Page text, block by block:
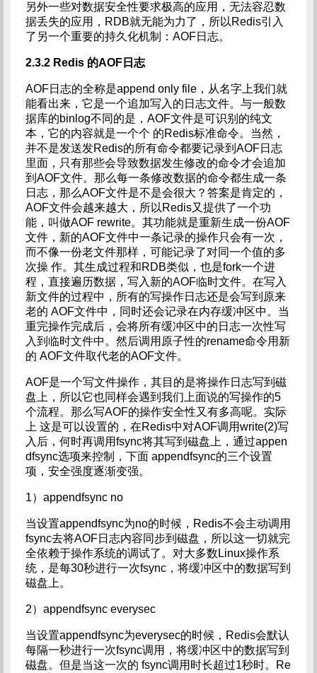
另外一些对数据安全性要求极高的应用，无法容忍数
据丢失的应用，RDB就无能为力了，所以Redis引入
了另一个重要的持久化机制：AOF日志。
2.3.2 Redis 的AOF日志
AOF日志的全称是append only file，从名字上我们就
能看出来，它是一个追加写入的日志文件。与一般数
据库的binlog不同的是，AOF文件是可识别的纯文
本，它的内容就是一个个 的Redis标准命令。当然，
并不是发送发Redis的所有命令都要记录到AOF日志
里面，只有那些会导致数据发生修改的命令才会追加
到AOF文件。那么每一条修改数据的命令都生成一条
日志，那么AOF文件是不是会很大？答案是肯定的，
AOF文件会越来越大，所以Redis又提供了一个功
能，叫做AOF rewrite。其功能就是重新生成一份AOF
文件，新的AOF文件中一条记录的操作只会有一次，
而不像一份老文件那样，可能记录了对同一个值的多
次操 作。其生成过程和RDB类似，也是fork一个进
程，直接遍历数据，写入新的AOF临时文件。在写入
新文件的过程中，所有的写操作日志还是会写到原来
老的 AOF文件中，同时还会记录在内存缓冲区中。当
重完操作完成后，会将所有缓冲区中的日志一次性写
入到临时文件中。然后调用原子性的rename命令用新
的 AOF文件取代老的AOF文件。
AOF是一个写文件操作，其目的是将操作日志写到磁
盘上，所以它也同样会遇到我们上面说的写操作的5
个流程。那么写AOF的操作安全性又有多高呢。实际
上 这是可以设置的，在Redis中对AOF调用write(2)写
入后，何时再调用fsync将其写到磁盘上，通过appen
dfsync选项来控制，下面 appendfsync的三个设置
项，安全强度逐渐变强。
1）appendfsync no
当设置appendfsync为no的时候，Redis不会主动调用
fsync去将AOF日志内容同步到磁盘，所以这一切就完
全依赖于操作系统的调试了。对大多数Linux操作系
统，是每30秒进行一次fsync，将缓冲区中的数据写到
磁盘上。
2）appendfsync everysec
当设置appendfsync为everysec的时候，Redis会默认
每隔一秒进行一次fsync调用，将缓冲区中的数据写到
磁盘。但是当这一次的 fsync调用时长超过1秒时。Re